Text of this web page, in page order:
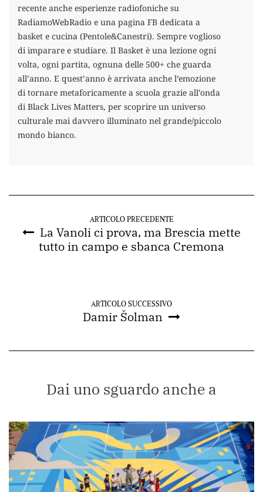
recente anche esperienze radiofoniche su
RadiamoWebRadio e una pagina FB dedicata a
basket e cucina (Pentole&Canestri). Sempre voglioso
di imparare e studiare. Il Basket è una lezione ogni
volta, ogni partita, ognuna delle 500+ che guarda
all’anno. E quest’anno è arrivata anche l’emozione
di tornare metaforicamente a scuola grazie all’onda
di Black Lives Matters, per scoprire un universo
culturale mai davvero illuminato nel grande/piccolo
mondo bianco.
ARTICOLO PRECEDENTE
La Vanoli ci prova, ma Brescia mette
tutto in campo e sbanca Cremona
ARTICOLO SUCCESSIVO
Damir Šolman
Dai uno sguardo anche a